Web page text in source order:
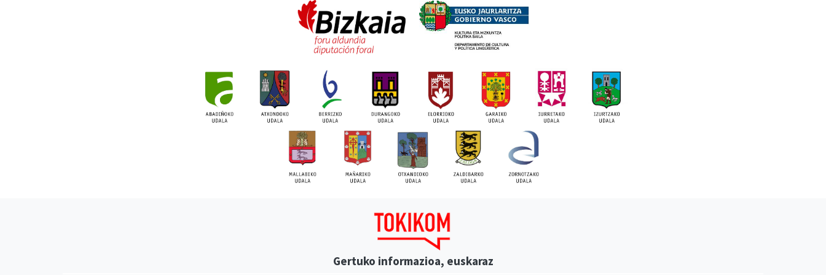
Gertuko informazioa, euskaraz